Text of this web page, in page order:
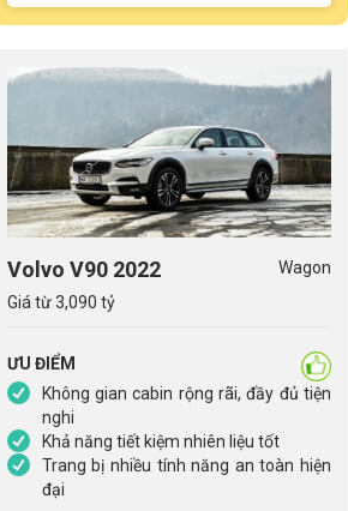
Volvo V90 2022
Wagon
Giá từ 3,090 tỷ
ƯU ĐIỂM
Không gian cabin rộng rãi, đầy đủ tiện
nghi
Khả năng tiết kiệm nhiên liệu tốt
Trang bị nhiều tính năng an toàn hiện
đại